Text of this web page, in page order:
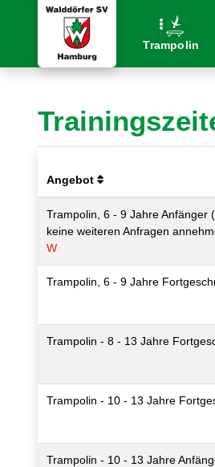
Trampolin
Angebot
Trampolin, 6 - 9 Jahre Anfänger
keine weiteren Anfragen
W
Trampolin, 6 - 9 Jahre
Trampolin - 8 - 13 Jahre
Trampolin - 10 - 13 Jahre
Trampolin - 10 - 13 Jahre